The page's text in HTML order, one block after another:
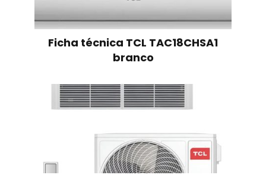
Ficha técnica TCL TAC18CHSA1
branco